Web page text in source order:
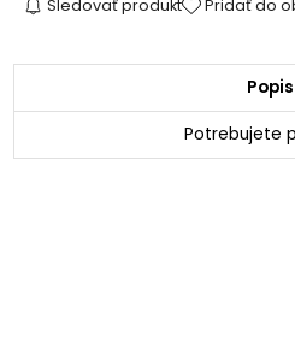
Sledovať produkt Pridať do
Popis
Potrebujete